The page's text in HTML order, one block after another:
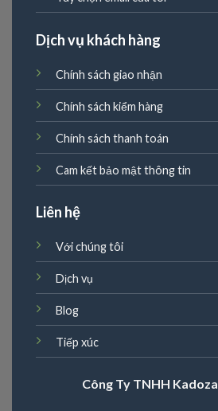
Dịch vụ khách hàng
Chính sách giao nhận
Chính sách kiểm hàng
Chính sách thanh toán
Cam kết bảo mật thông tin
Liên hệ
Với chúng tôi
Dịch vụ
Blog
Tiếp xúc
Công Ty TNHH